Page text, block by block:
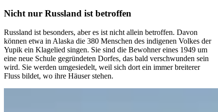
Nicht nur Russland ist betroffen
Russland ist besonders, aber es ist nicht allein betroffen. Davon
können etwa in Alaska die 380 Menschen des indigenen Volkes der
Yupik ein Klagelied singen. Sie sind die Bewohner eines 1949 um
eine neue Schule gegründeten Dorfes, das bald verschwunden sein
wird. Sie werden umgesiedelt, weil sich dort ein immer breiterer
Fluss bildet, wo ihre Häuser stehen.